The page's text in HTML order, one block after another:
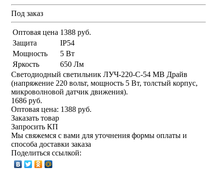
Под заказ
Оптовая цена 1388 руб.
Защита
IP54
Мощность
5 Вт
Яркость
650 Лм
Светодиодный светильник ЛУЧ-220-С-54 МВ Драйв
(напряжение 220 вольт, мощность 5 Вт, толстый корпус,
микроволновой датчик движения).
1686 руб.
Оптовая цена: 1388 руб.
Заказать товар
Запросить КП
Мы свяжемся с вами для уточнения формы оплаты и
способа доставки заказа
Поделиться ссылкой: